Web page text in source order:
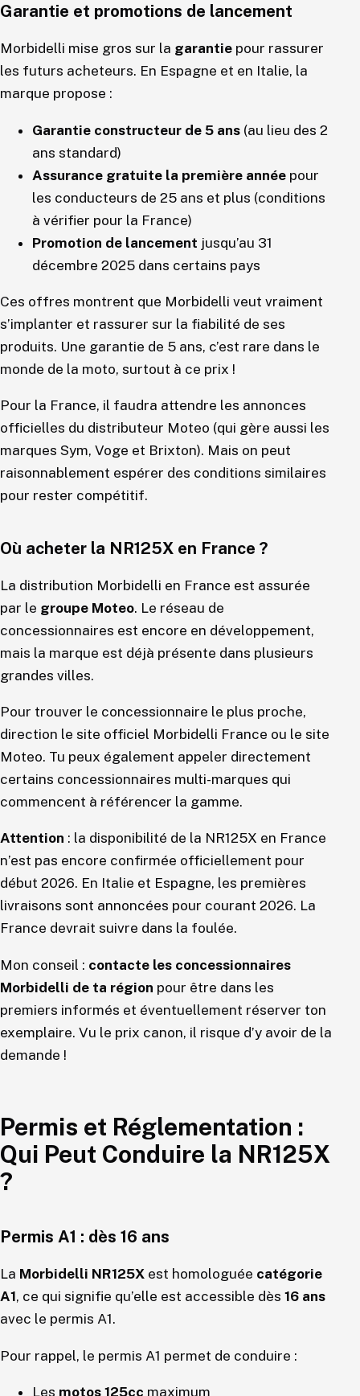
Garantie et promotions de lancement
Morbidelli mise gros sur la garantie pour rassurer
les futurs acheteurs. En Espagne et en Italie, la
marque propose :
Garantie constructeur de 5 ans (au lieu des 2
ans standard)
Assurance gratuite la première année pour
les conducteurs de 25 ans et plus (conditions
à vérifier pour la France)
Promotion de lancement jusqu’au 31
décembre 2025 dans certains pays
Ces offres montrent que Morbidelli veut vraiment
s’implanter et rassurer sur la fiabilité de ses
produits. Une garantie de 5 ans, c’est rare dans le
monde de la moto, surtout à ce prix !
Pour la France, il faudra attendre les annonces
officielles du distributeur Moteo (qui gère aussi les
marques Sym, Voge et Brixton). Mais on peut
raisonnablement espérer des conditions similaires
pour rester compétitif.
Où acheter la NR125X en France ?
La distribution Morbidelli en France est assurée
par le groupe Moteo. Le réseau de
concessionnaires est encore en développement,
mais la marque est déjà présente dans plusieurs
grandes villes.
Pour trouver le concessionnaire le plus proche,
direction le site officiel Morbidelli France ou le site
Moteo. Tu peux également appeler directement
certains concessionnaires multi-marques qui
commencent à référencer la gamme.
Attention : la disponibilité de la NR125X en France
n’est pas encore confirmée officiellement pour
début 2026. En Italie et Espagne, les premières
livraisons sont annoncées pour courant 2026. La
France devrait suivre dans la foulée.
Mon conseil : contacte les concessionnaires
Morbidelli de ta région pour être dans les
premiers informés et éventuellement réserver ton
exemplaire. Vu le prix canon, il risque d’y avoir de la
demande !
Permis et Réglementation :
Qui Peut Conduire la NR125X
?
Permis A1 : dès 16 ans
La Morbidelli NR125X est homologuée catégorie
A1, ce qui signifie qu’elle est accessible dès 16 ans
avec le permis A1.
Pour rappel, le permis A1 permet de conduire :
Les motos 125cc maximum